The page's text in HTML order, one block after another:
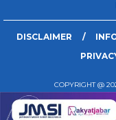
DISCLAIMER
COPYRIGHT @